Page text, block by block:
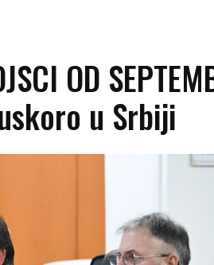
OD
u Srbiji